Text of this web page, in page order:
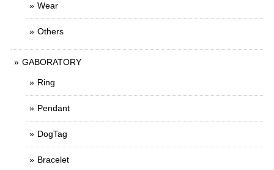
Wear
Others
GABORATORY
Ring
Pendant
DogTag
Bracelet